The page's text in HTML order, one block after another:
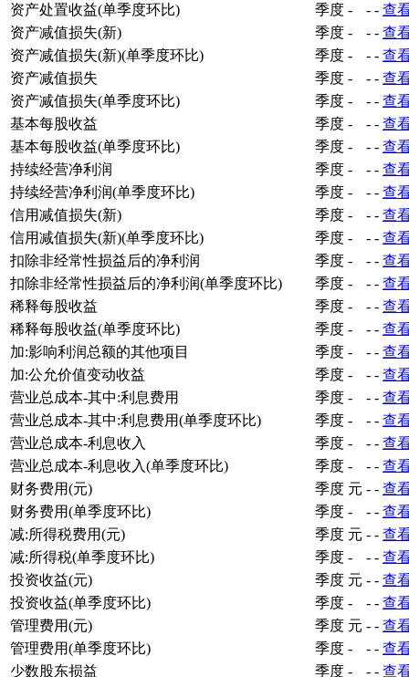
资产处置收益(单季度环比)
季度 - - - 查
资产减值损失(新)
季度 - - - 查
资产减值损失(新)(单季度环比)
季度 - - - 查
资产减值损失
季度 - - - 查
资产减值损失(单季度环比)
季度 - - - 查
基本每股收益
季度 - - - 查
基本每股收益(单季度环比)
季度 - - - 查
持续经营净利润
季度 - - - 查
持续经营净利润(单季度环比)
季度 - - - 查
信用减值损失(新)
季度 - - - 查
信用减值损失(新)(单季度环比)
季度 - - - 查
扣除非经常性损益后的净利润
季度 - - - 查
扣除非经常性损益后的净利润(单季度环比)
季度 - - - 查
稀释每股收益
季度 - - - 查
稀释每股收益(单季度环比)
季度 - - - 查
加:影响利润总额的其他项目
季度 - - - 查
加:公允价值变动收益
季度 - - - 查
营业总成本-其中:利息费用
季度 - - - 查
营业总成本-其中:利息费用(单季度环比)
季度 - - - 查
营业总成本-利息收入
季度 - - - 查
营业总成本-利息收入(单季度环比)
季度 - - - 查
财务费用(元)
季度 元 - - 查
财务费用(单季度环比)
季度 - - - 查
减:所得税费用(元)
季度 元 - - 查
减:所得税(单季度环比)
季度 - - - 查
投资收益(元)
季度 元 - - 查
投资收益(单季度环比)
季度 - - - 查
管理费用(元)
季度 元 - - 查
管理费用(单季度环比)
季度 - - - 查
少数股东损益
季度 - - - 查